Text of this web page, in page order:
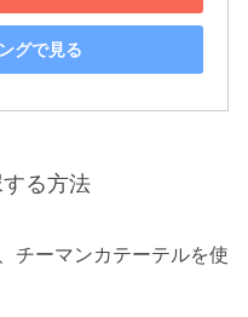
グで見る
る方法
チーマンカテーテルを使